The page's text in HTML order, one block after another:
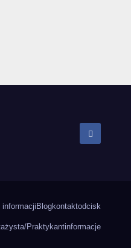
informacji Blogkontaktodcisk
Praktykantinformacje